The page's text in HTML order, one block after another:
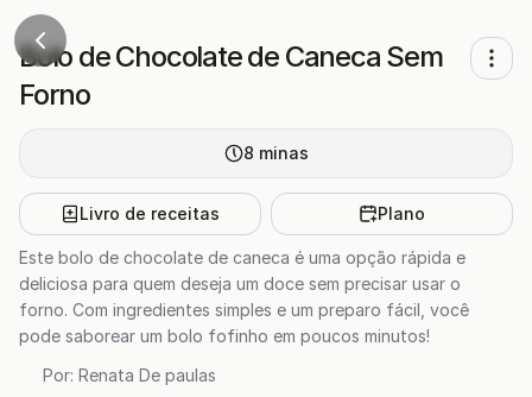
Bolo de Chocolate de Caneca Sem
Forno
8 minas
Livro de receitas Plano
Este bolo de chocolate de caneca é uma opção rápida e
deliciosa para quem deseja um doce sem precisar usar o
forno. Com ingredientes simples e um preparo fácil, você
pode saborear um bolo fofinho em poucos minutos!
Por: Renata De paulas